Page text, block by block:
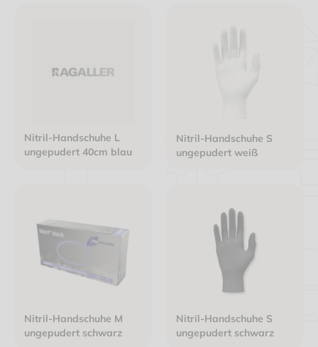
Nitril-Handschuhe L
ungepudert 40cm blau
Nitril-Handschuhe S
ungepudert weiß
Nitril-Handschuhe M
ungepudert schwarz
Nitril-Handschuhe S
ungepudert schwarz